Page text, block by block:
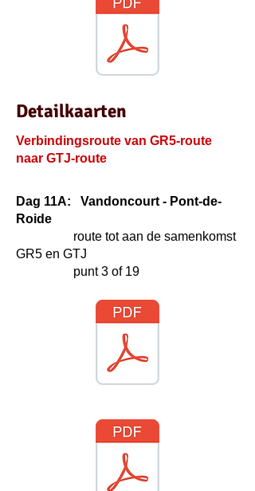
Detailkaarten
Verbindingsroute van GR5-route
naar GTJ-route
Dag 11A: Vandoncourt - Pont-de-
Roide
route tot aan de samenkomst
GR5 en GTJ
punt 3 of 19